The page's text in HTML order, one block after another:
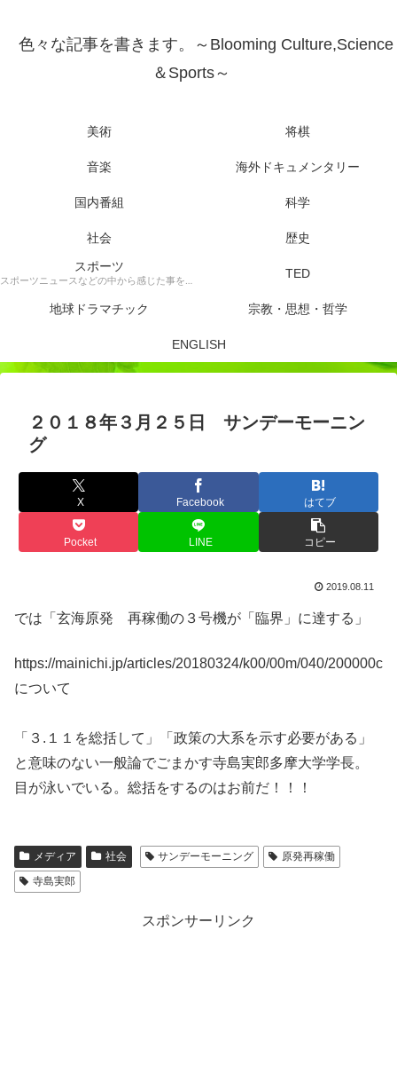
色々な記事を書きます。～Blooming Culture,Science
＆Sports～
美術 将棋
音楽 海外ドキュメンタリー
国内番組 科学
社会
歴史
スポーツ
スポーツニュースなどの中から感じた事を書きます。 TED
地球ドラマチック 宗教・思想・哲学
ENGLISH
２０１８年３月２５日 サンデーモーニン
グ
X Facebook はてブ
Pocket LINE コピー
2019.08.11
では「玄海原発 再稼働の３号機が「臨界」に達する」
https://mainichi.jp/articles/20180324/k00/00m/040/200000c
について
「３.１１を総括して」「政策の大系を示す必要がある」
と意味のない一般論でごまかす寺島実郎多摩大学学長。
目が泳いでいる。総括をするのはお前だ！！！
メディア 社会 サンデーモーニング
原発再稼働
寺島実郎
スポンサーリンク